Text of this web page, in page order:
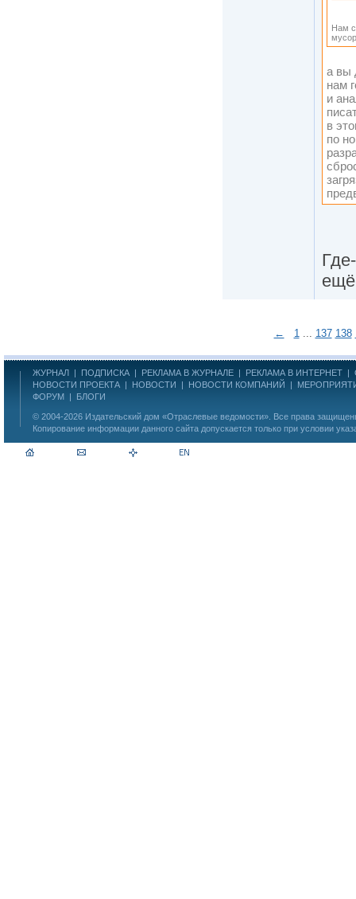
Нам
а вы
нам
и
в
по
ещё
← 1... 137 138
ЖУРНАЛ | ПОДПИСКА | РЕКЛАМА В ЖУРНАЛЕ | РЕКЛАМА В ИНТЕРНЕТ |
НОВОСТИ ПРОЕКТА | НОВОСТИ | НОВОСТИ КОМПАНИЙ |
ФОРУМ | БЛОГИ
© 2004-2026 Издательский дом «Отраслевые ведомости» . Все права
Копирование информации данного сайта допускается только при условии